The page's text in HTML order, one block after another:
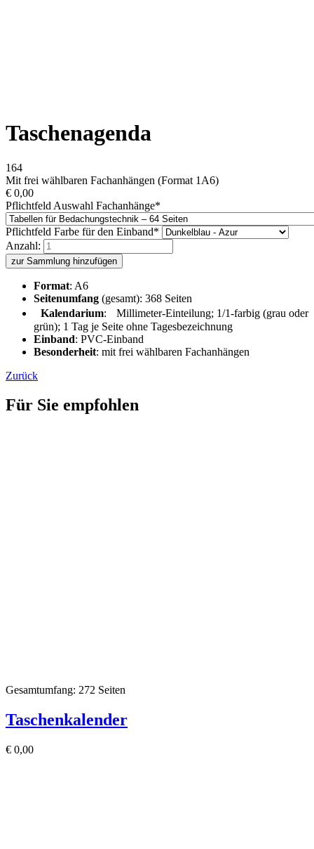
Taschenagenda
164
Mit frei wählbaren Fachanhängen (Format 1A6)
€ 0,00
Pflichtfeld Auswahl Fachanhänge*
Pflichtfeld Farbe für den Einband*
Anzahl:
zur Sammlung hinzufügen
Format: A6
Seitenumfang (gesamt): 368 Seiten
Kalendarium: Millimeter-Einteilung; 1/1-farbig (grau oder
grün); 1 Tag je Seite ohne Tagesbezeichnung
Einband: PVC-Einband
Besonderheit: mit frei wählbaren Fachanhängen
Zurück
Für Sie empfohlen
Gesamtumfang: 272 Seiten
Taschenkalender
€ 0,00